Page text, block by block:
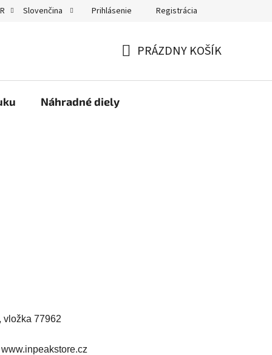
Slovenčina Prihlásenie Registrácia
PRÁZDNY KOŠÍK
Náhradné diely
vložka 77962